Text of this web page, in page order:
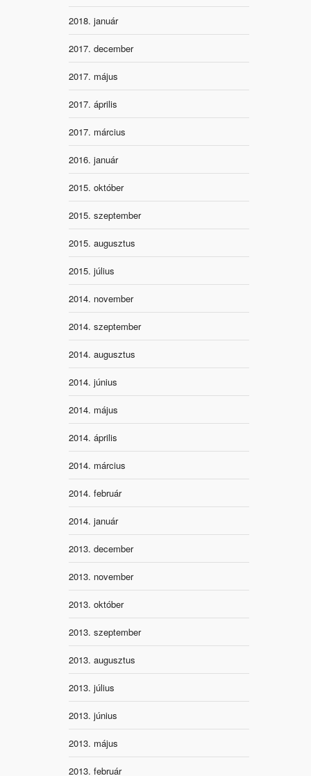
2018. január
2017. december
2017. május
2017. április
2017. március
2016. január
2015. október
2015. szeptember
2015. augusztus
2015. július
2014. november
2014. szeptember
2014. augusztus
2014. június
2014. május
2014. április
2014. március
2014. február
2014. január
2013. december
2013. november
2013. október
2013. szeptember
2013. augusztus
2013. július
2013. június
2013. május
2013. február